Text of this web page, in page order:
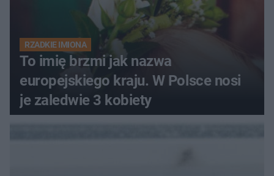
RZADKIE IMIONA
To imię brzmi jak nazwa
europejskiego kraju. W Polsce nosi
je zaledwie 3 kobiety